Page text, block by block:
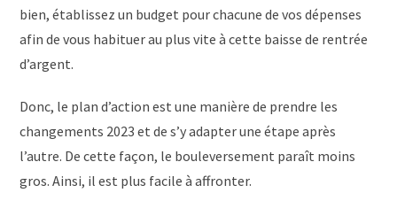
bien, établissez un budget pour chacune de vos dépenses
afin de vous habituer au plus vite à cette baisse de rentrée
d’argent.
Donc, le plan d’action est une manière de prendre les
changements 2023 et de s’y adapter une étape après
l’autre. De cette façon, le bouleversement paraît moins
gros. Ainsi, il est plus facile à affronter.